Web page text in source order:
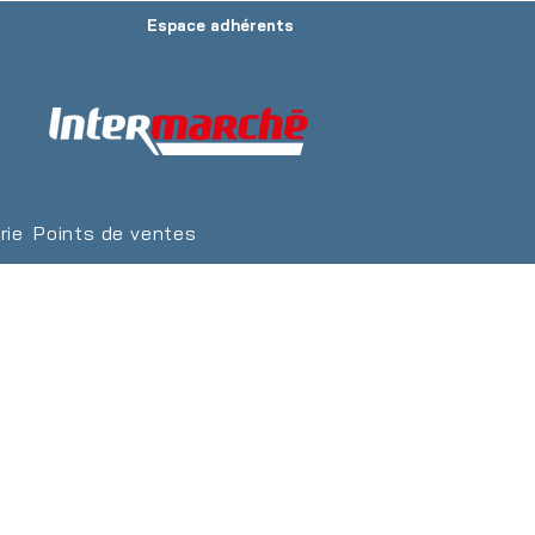
Espace adhérents
Points de ventes